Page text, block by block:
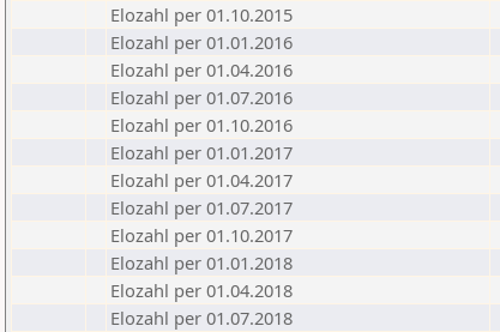
Elozahl per 01.10.2015
Elozahl per 01.01.2016
Elozahl per 01.04.2016
Elozahl per 01.07.2016
Elozahl per 01.10.2016
Elozahl per 01.01.2017
Elozahl per 01.04.2017
Elozahl per 01.07.2017
Elozahl per 01.10.2017
Elozahl per 01.01.2018
Elozahl per 01.04.2018
Elozahl per 01.07.2018